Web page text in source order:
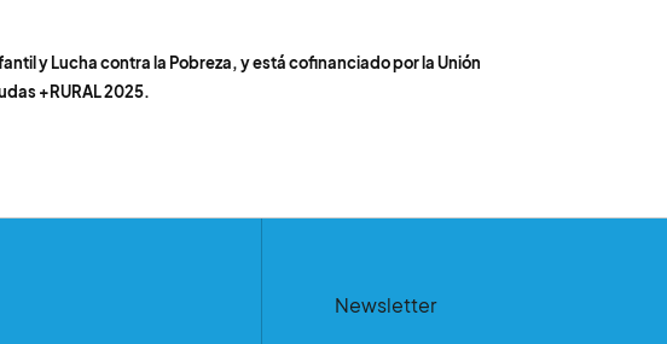
y Lucha contra la Pobreza, y está cofinanciado por la Unión
+RURAL 2025.
Newsletter